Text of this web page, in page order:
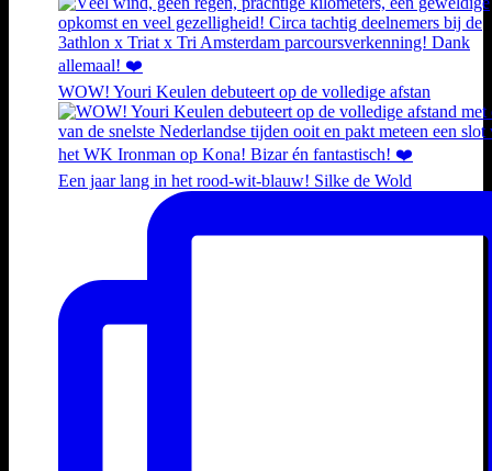
WOW! Youri Keulen debuteert op de volledige afstan
Een jaar lang in het rood-wit-blauw! Silke de Wold